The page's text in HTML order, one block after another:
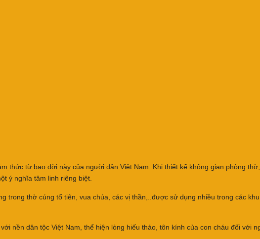
thức từ bao đời này của người dân Việt Nam. Khi thiết kế không gian phòng
ý nghĩa tâm linh riêng biệt.
trong thờ cúng tổ tiên, vua chúa, các vị thần,..được sử dụng nhiều trong các
nền dân tộc Việt Nam, thể hiện lòng hiếu thảo, tôn kính của con cháu đối với